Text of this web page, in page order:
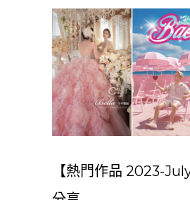
【熱門作品 2023-